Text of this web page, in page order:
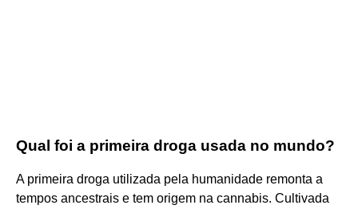
Qual foi a primeira droga usada no mundo?
A primeira droga utilizada pela humanidade remonta a
tempos ancestrais e tem origem na cannabis. Cultivada